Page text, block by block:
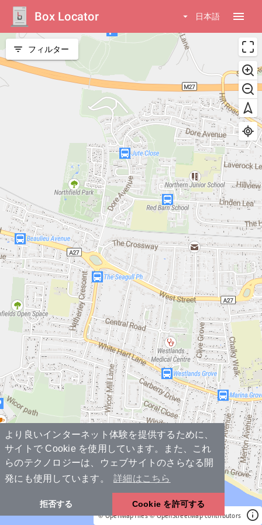
より良いインターネット体験を提供するために、
サイトで Cookie を使用しています。また、これ
らのテクノロジーは、ウェブサイトのさらなる開
発にも使用しています。
詳細はこちら
拒否する Cookie を許可する
Box Locator arrow_drop_down 日本語 menu
© OpenMapTiles © OpenStreetMap contributors
filter_list フィルター